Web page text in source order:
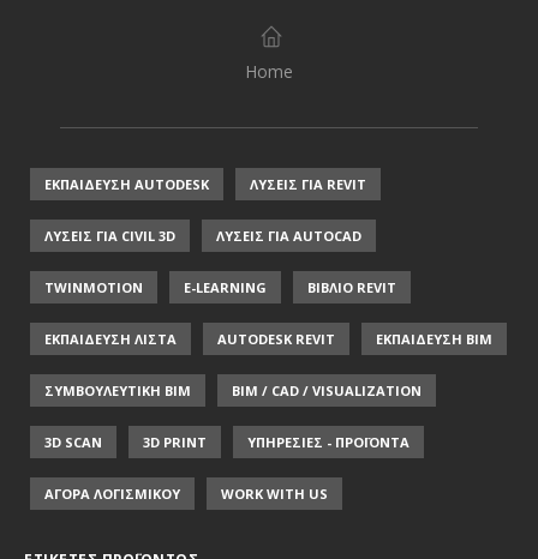
Home
ΕΚΠΑΙΔΕΥΣΗ AUTODESK ΛΥΣΕΙΣ ΓΙΑ REVIT
ΛΥΣΕΙΣ ΓΙΑ CIVIL 3D ΛΥΣΕΙΣ ΓΙΑ AUTOCAD
TWINMOTION E-LEARNING ΒΙΒΛΙΟ REVIT
ΕΚΠΑΙΔΕΥΣΗ ΛΙΣΤΑ AUTODESK REVIT ΕΚΠΑΙΔΕΥΣΗ ΒΙΜ
ΣΥΜΒΟΥΛΕΥΤΙΚΗ ΒΙΜ BIM / CAD / VISUALIZATION
3D SCAN 3D PRINT ΥΠΗΡΕΣΙΕΣ - ΠΡΟΪΟΝΤΑ
ΑΓΟΡΑ ΛΟΓΙΣΜΙΚΟΥ WORK WITH US